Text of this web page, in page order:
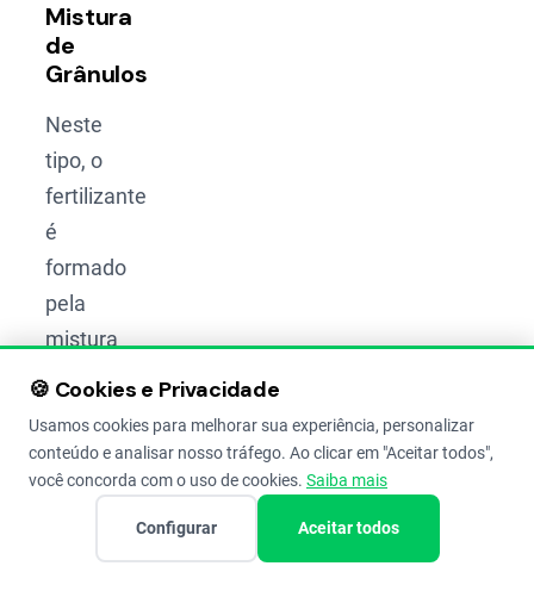
Mistura
de
Grânulos
Neste
tipo, o
fertilizante
é
formado
pela
mistura
física de
três
tipos de
diferentes,
🍪 Cookies e Privacidade
Usamos cookies para melhorar sua experiência, personalizar
conteúdo e analisar nosso tráfego. Ao clicar em "Aceitar todos",
você concorda com o uso de cookies. Saiba mais
Configurar Aceitar todos